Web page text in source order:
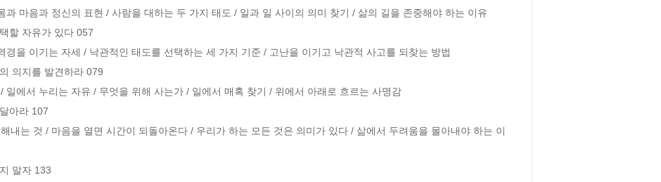
과 마음과 정신의 표현 / 사람을 대하는 두 가지 태도 / 일과 일 사이의 의미 찾기 / 삶의 길을 존중해야 하는 이유
할 자유가 있다 057
경을 이기는 자세 / 낙관적인 태도를 선택하는 세 가지 기준 / 고난을 이기고 낙관적 사고를 되찾는 방법
의지를 발견하라 079
일에서 누리는 자유 / 무엇을 위해 사는가 / 일에서 매혹 찾기 / 위에서 아래로 흐르는 사명감
아라 107
내는 것 / 마음을 열면 시간이 되돌아온다 / 우리가 하는 모든 것은 의미가 있다 / 삶에서 두려움을 몰아내야 하는 이
말자 133